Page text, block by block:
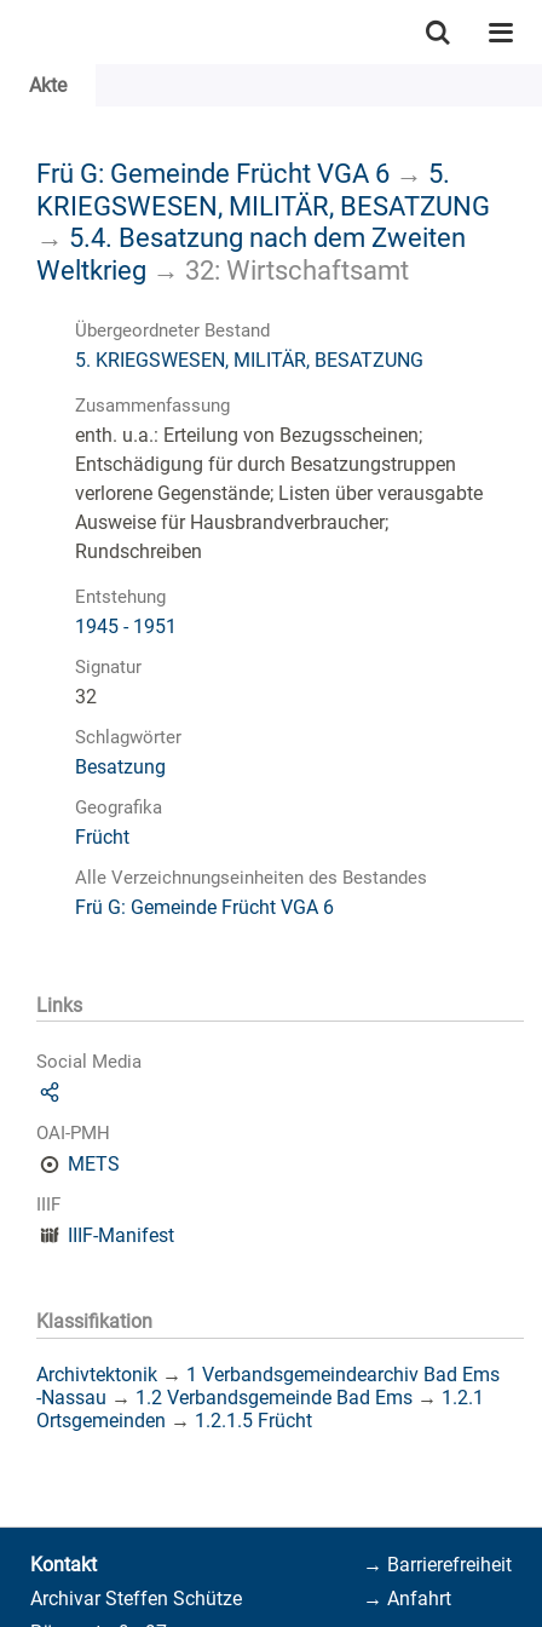
Akte
Frü G: Gemeinde Frücht VGA 6 → 5.
KRIEGSWESEN, MILITÄR, BESATZUNG
→ 5.4. Besatzung nach dem Zweiten
Weltkrieg → 32: Wirtschaftsamt
Übergeordneter Bestand
5. KRIEGSWESEN, MILITÄR, BESATZUNG
Zusammenfassung
enth. u.a.: Erteilung von Bezugsscheinen;
Entschädigung für durch Besatzungstruppen
verlorene Gegenstände; Listen über verausgabte
Ausweise für Hausbrandverbraucher;
Rundschreiben
Entstehung
1945 - 1951
Signatur
32
Schlagwörter
Besatzung
Geografika
Frücht
Alle Verzeichnungseinheiten des Bestandes
Frü G: Gemeinde Frücht VGA 6
Links
Social Media
OAI-PMH
METS
IIIF
IIIF-Manifest
Klassifikation
Archivtektonik → 1 Verbandsgemeindearchiv Bad Ems
-Nassau → 1.2 Verbandsgemeinde Bad Ems → 1.2.1
Ortsgemeinden → 1.2.1.5 Frücht
→ Barrierefreiheit
→ Anfahrt
Kontakt
Archivar Steffen Schütze